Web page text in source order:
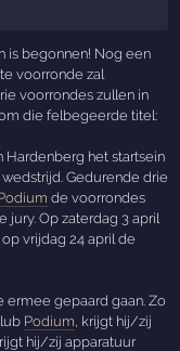
is begonnen! Nog een
voorronde zal
voorrondes zullen in
die felbegeerde titel:
Hardenberg het startsein
Gedurende drie
de voorrondes
jury. Op zaterdag 3 april
vrijdag 24 april de
gepaard gaan. Zo
Podium , krijgt hij/zij
hij/zij apparatuur